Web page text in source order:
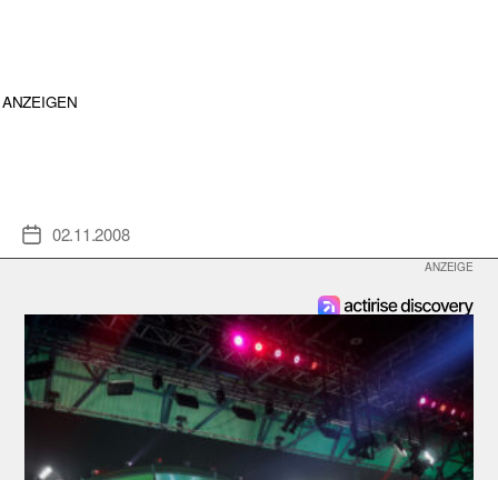
ANZEIGEN
Veröffentlichungsdatum
02.11.2008